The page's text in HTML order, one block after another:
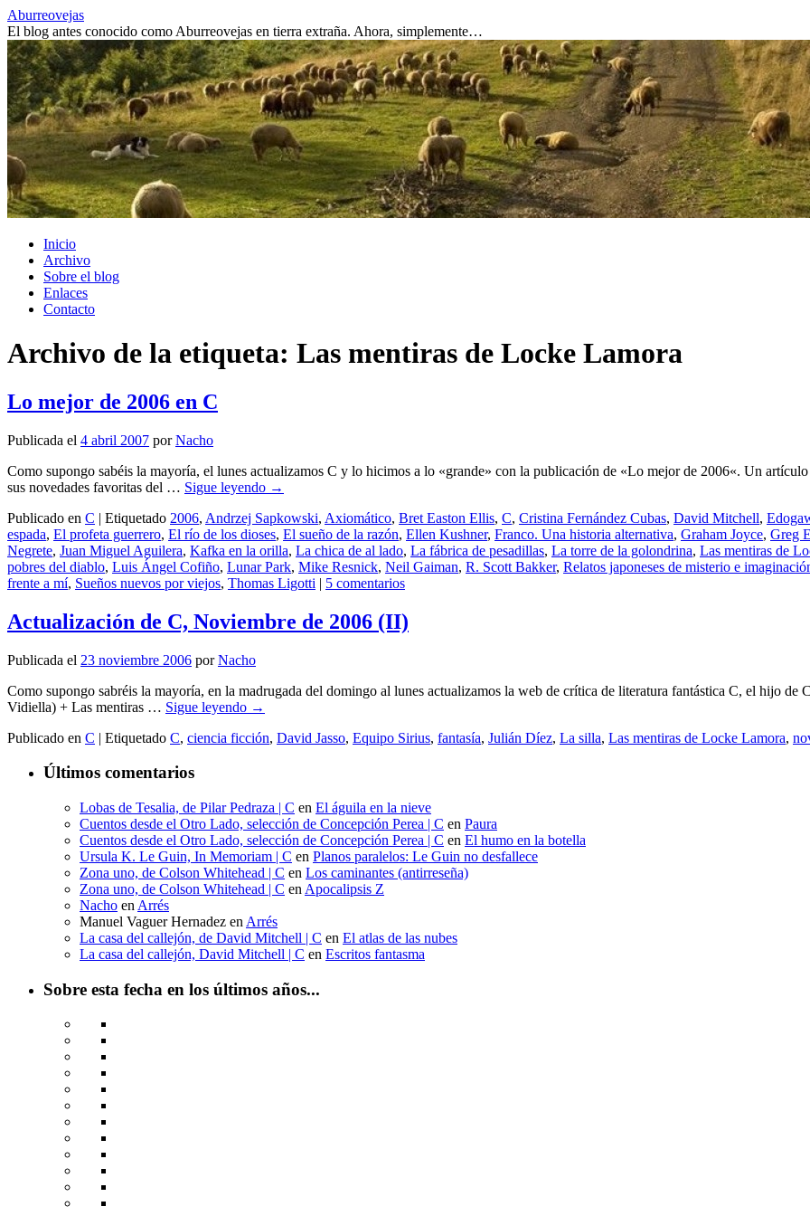
Saltar
al
contenido
Aburreovejas
El blog antes conocido como Aburreovejas en tierra extraña. Ahora, simplemente…
Inicio
Archivo
Sobre el blog
Enlaces
Contacto
Archivo de la etiqueta: Las mentiras de Locke Lamora
Lo mejor de 2006 en C
Publicada el 4 abril 2007 por Nacho
Como supongo sabéis la mayoría, el lunes actualizamos C y lo hicimos a lo «grande» con la publicación de «Lo mejor de 2006«. Un
sus novedades favoritas del … Sigue leyendo →
Publicado en C | Etiquetado 2006, Andrzej Sapkowski, Axiomático, Bret Easton Ellis, C, Cristina Fernández Cubas, David Mitchell,
espada, El profeta guerrero, El río de los dioses, El sueño de la razón, Ellen Kushner, Franco. Una historia alternativa, Graham Joyce, Greg
Negrete, Juan Miguel Aguilera, Kafka en la orilla, La chica de al lado, La fábrica de pesadillas, La torre de la golondrina, Las mentiras de
pobres del diablo, Luis Ángel Cofiño, Lunar Park, Mike Resnick, Neil Gaiman, R. Scott Bakker, Relatos japoneses de misterio e
frente a mí, Sueños nuevos por viejos, Thomas Ligotti | 5 comentarios
Actualización de C, Noviembre de 2006 (II)
Publicada el 23 noviembre 2006 por Nacho
Como supongo sabréis la mayoría, en la madrugada del domingo al lunes actualizamos la web de crítica de literatura fantástica C, el hijo de
Vidiella) + Las mentiras … Sigue leyendo →
Publicado en C | Etiquetado C, ciencia ficción, David Jasso, Equipo Sirius, fantasía, Julián Díez, La silla, Las mentiras de Locke Lamora,
Últimos comentarios
Lobas de Tesalia, de Pilar Pedraza | C en El águila en la nieve
Cuentos desde el Otro Lado, selección de Concepción Perea | C en Paura
Cuentos desde el Otro Lado, selección de Concepción Perea | C en El humo en la botella
Ursula K. Le Guin, In Memoriam | C en Planos paralelos: Le Guin no desfallece
Zona uno, de Colson Whitehead | C en Los caminantes (antirreseña)
Zona uno, de Colson Whitehead | C en Apocalipsis Z
Nacho en Arrés
Manuel Vaguer Hernadez en Arrés
La casa del callejón, de David Mitchell | C en El atlas de las nubes
La casa del callejón, David Mitchell | C en Escritos fantasma
Sobre esta fecha en los últimos años...